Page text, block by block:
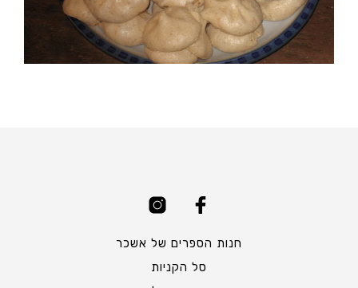
חנות הספרים של אשכר
סל הקניות